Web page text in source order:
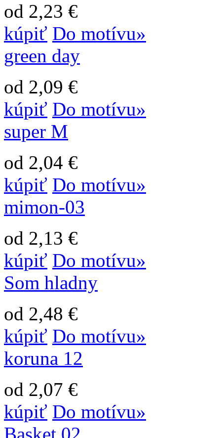
od 2,23 €
kúpiť Do motívu»
green day
od 2,09 €
kúpiť Do motívu»
super M
od 2,04 €
kúpiť Do motívu»
mimon-03
od 2,13 €
kúpiť Do motívu»
Som hladny
od 2,48 €
kúpiť Do motívu»
koruna 12
od 2,07 €
kúpiť Do motívu»